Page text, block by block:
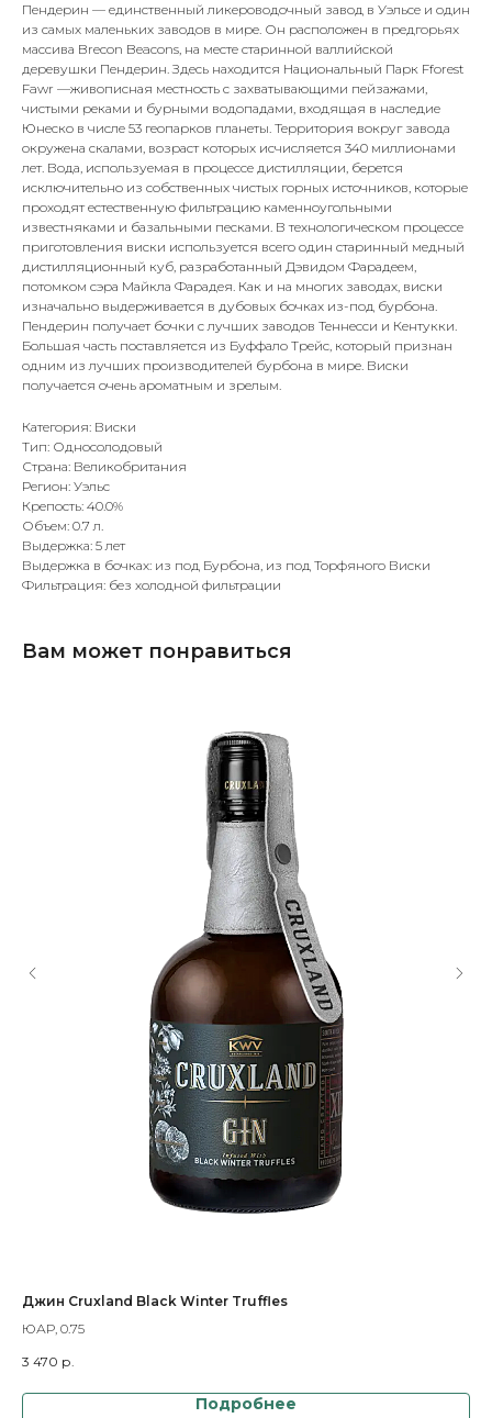
Пендерин — единственный ликероводочный завод в Уэльсе и один
из самых маленьких заводов в мире. Он расположен в предгорьях
массива Brecon Beacons, на месте старинной валлийской
деревушки Пендерин. Здесь находится Национальный Парк Fforest
Fawr —живописная местность с захватывающими пейзажами,
чистыми реками и бурными водопадами, входящая в наследие
Юнеско в числе 53 геопарков планеты. Территория вокруг завода
окружена скалами, возраст которых исчисляется 340 миллионами
лет. Вода, используемая в процессе дистилляции, берется
исключительно из собственных чистых горных источников, которые
проходят естественную фильтрацию каменноугольными
известняками и базальными песками. В технологическом процессе
приготовления виски используется всего один старинный медный
дистилляционный куб, разработанный Дэвидом Фарадеем,
потомком сэра Майкла Фарадея. Как и на многих заводах, виски
изначально выдерживается в дубовых бочках из-под бурбона.
Пендерин получает бочки с лучших заводов Теннесси и Кентукки.
Большая часть поставляется из Буффало Трейс, который признан
одним из лучших производителей бурбона в мире. Виски
получается очень ароматным и зрелым.
Категория: Виски
Тип: Односолодовый
Страна: Великобритания
Регион: Уэльс
Крепость: 40.0%
Объем: 0.7 л.
Выдержка: 5 лет
Выдержка в бочках: из под Бурбона, из под Торфяного Виски
Фильтрация: без холодной фильтрации
Вам может понравиться
Джин Cruxland Black Winter Truffles
ЮАР, 0.75
3 470 р.
Подробнее